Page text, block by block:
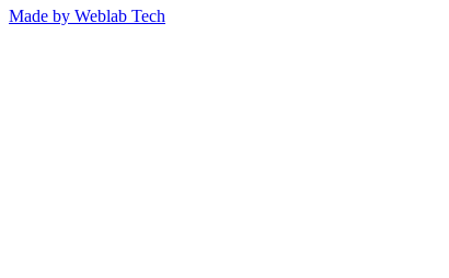
Made by Weblab Tech